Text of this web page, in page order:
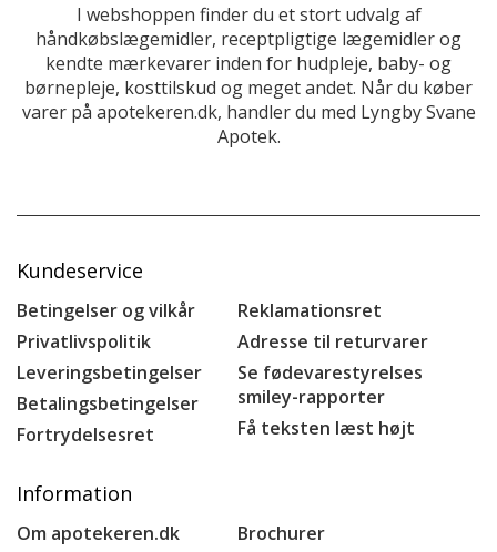
I webshoppen finder du et stort udvalg af
håndkøbslægemidler, receptpligtige lægemidler og
kendte mærkevarer inden for hudpleje, baby- og
børnepleje, kosttilskud og meget andet. Når du køber
varer på apotekeren.dk, handler du med Lyngby Svane
Apotek.
Kundeservice
Betingelser og vilkår
Privatlivspolitik
Leveringsbetingelser
Betalingsbetingelser
Fortrydelsesret
Reklamationsret
Adresse til returvarer
Se fødevarestyrelses
smiley-rapporter
Få teksten læst højt
Information
Om apotekeren.dk
Brochurer